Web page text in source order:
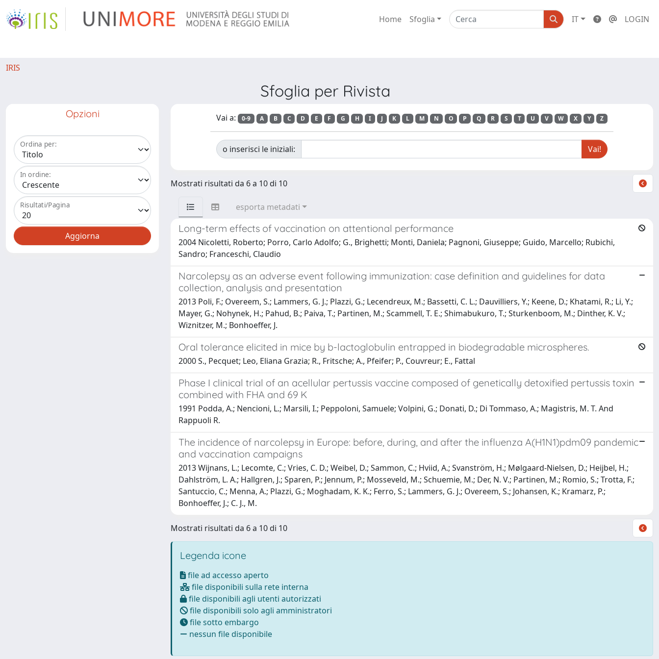
Home Sfoglia IT LOGIN
IRIS
Sfoglia per Rivista
Opzioni
Ordina per:
In ordine:
Risultati/Pagina
Vai a: 0-9 A B C D E F G H I J K L M N O P Q R S T U V W X Y Z
o inserisci le iniziali:
Mostrati risultati da 6 a 10 di 10
esporta metadati
Long-term effects of vaccination on attentional performance
2004 Nicoletti, Roberto; Porro, Carlo Adolfo; G., Brighetti; Monti, Daniela; Pagnoni, Giuseppe; Guido, Marcello; Rubichi,
Sandro; Franceschi, Claudio
Narcolepsy as an adverse event following immunization: case definition and guidelines for data
collection, analysis and presentation
2013 Poli, F.; Overeem, S.; Lammers, G. J.; Plazzi, G.; Lecendreux, M.; Bassetti, C. L.; Dauvilliers, Y.; Keene, D.; Khatami, R.; Li, Y.;
Mayer, G.; Nohynek, H.; Pahud, B.; Paiva, T.; Partinen, M.; Scammell, T. E.; Shimabukuro, T.; Sturkenboom, M.; Dinther, K. V.;
Wiznitzer, M.; Bonhoeffer, J.
Oral tolerance elicited in mice by b-lactoglobulin entrapped in biodegradable microspheres.
2000 S., Pecquet; Leo, Eliana Grazia; R., Fritsche; A., Pfeifer; P., Couvreur; E., Fattal
Phase I clinical trial of an acellular pertussis vaccine composed of genetically detoxified pertussis toxin
combined with FHA and 69 K
1991 Podda, A.; Nencioni, L.; Marsili, I.; Peppoloni, Samuele; Volpini, G.; Donati, D.; Di Tommaso, A.; Magistris, M. T. And
Rappuoli R.
The incidence of narcolepsy in Europe: before, during, and after the influenza A(H1N1)pdm09 pandemic
and vaccination campaigns
2013 Wijnans, L.; Lecomte, C.; Vries, C. D.; Weibel, D.; Sammon, C.; Hviid, A.; Svanström, H.; Mølgaard-Nielsen, D.; Heijbel, H.;
Dahlström, L. A.; Hallgren, J.; Sparen, P.; Jennum, P.; Mosseveld, M.; Schuemie, M.; Der, N. V.; Partinen, M.; Romio, S.; Trotta, F.;
Santuccio, C.; Menna, A.; Plazzi, G.; Moghadam, K. K.; Ferro, S.; Lammers, G. J.; Overeem, S.; Johansen, K.; Kramarz, P.;
Bonhoeffer, J.; C. J., M.
Mostrati risultati da 6 a 10 di 10
Legenda icone
file ad accesso aperto
file disponibili sulla rete interna
file disponibili agli utenti autorizzati
file disponibili solo agli amministratori
file sotto embargo
nessun file disponibile